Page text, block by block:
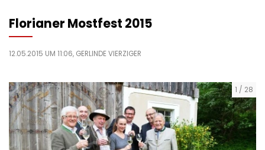
Florianer Mostfest 2015
12.05.2015 UM 11:06, GERLINDE VIERZIGER
1 / 28